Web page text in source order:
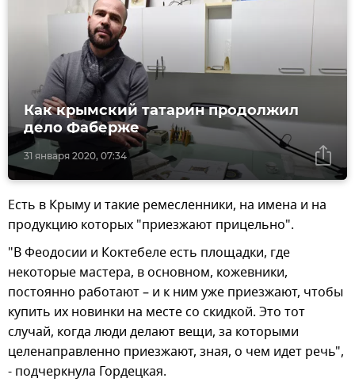
31 января 2020, 07:34
Как крымский татарин продолжил
дело Фаберже
Есть в Крыму и такие ремесленники, на имена и на
продукцию которых "приезжают прицельно".
"В Феодосии и Коктебеле есть площадки, где
некоторые мастера, в основном, кожевники,
постоянно работают – и к ним уже приезжают, чтобы
купить их новинки на месте со скидкой. Это тот
случай, когда люди делают вещи, за которыми
целенаправленно приезжают, зная, о чем идет речь",
- подчеркнула Гордецкая.